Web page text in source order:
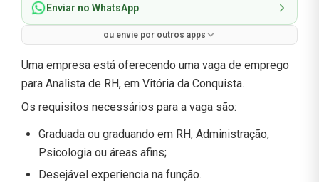
Enviar no WhatsApp
ou envie por outros apps
Uma empresa está oferecendo uma vaga de emprego
para Analista de RH, em Vitória da Conquista.
Os requisitos necessários para a vaga são:
Graduada ou graduando em RH, Administração,
Psicologia ou áreas afins;
Desejável experiencia na função.